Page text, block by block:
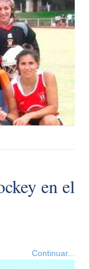
en el
Continuar...